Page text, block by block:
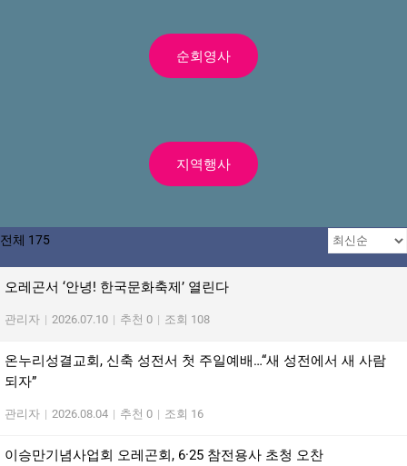
순회영사
지역행사
전체 175
오레곤서 ‘안녕! 한국문화축제’ 열린다
관리자 | 2026.07.10 | 추천 0 | 조회 108
온누리성결교회, 신축 성전서 첫 주일예배…“새 성전에서 새 사람
되자”
관리자 | 2026.08.04 | 추천 0 | 조회 16
이승만기념사업회 오레곤회, 6·25 참전용사 초청 오찬